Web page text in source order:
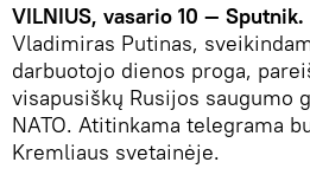
VILNIUS, vasario 10 — Sputnik.
Vladimiras Putinas,
darbuotojo dienos proga,
visapusiškų Rusijos saugumo
NATO. Atitinkama telegrama
Kremliaus svetainėje.